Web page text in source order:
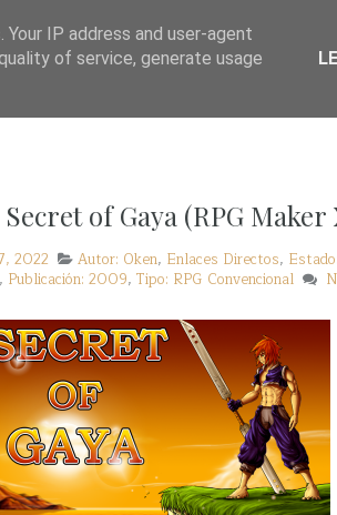
of Gaya (RPG Maker
2022 Autor: Oken, Enlaces Directos,
Publicación: 2009, Tipo: RPG Convencional
IP address and user-agent
of service, generate usage